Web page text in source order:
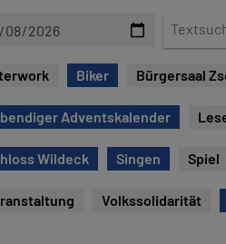
t
s
u
Biker Bürgersaal
Adventskalender
Wildeck Singen Spiel
Volkssolidarität